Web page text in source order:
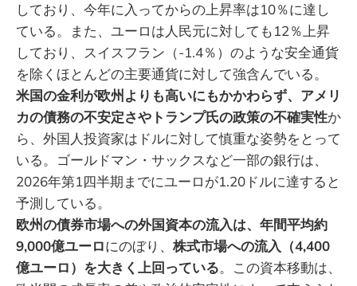
しており、今年に入ってからの上昇率は10％に達し
ている。また、ユーロは人民元に対しても12％上昇
しており、スイスフラン（-1.4％）のような安全通貨
を除くほとんどの主要通貨に対して強含んでいる。
米国の金利が欧州よりも高いにもかかわらず、アメリ
カの債務の不安定さやトランプ氏の政策の不確実性か
ら、外国人投資家はドルに対して慎重な姿勢をとって
いる。ゴールドマン・サックスなど一部の銀行は、
2026年第1四半期までにユーロが1.20ドルに達すると
予測している。
欧州の債券市場への外国資本の流入は、年間平均約
9,000億ユーロにのぼり、 株式市場への流入（4,400
億ユーロ）を大きく上回っている。この資本移動は、